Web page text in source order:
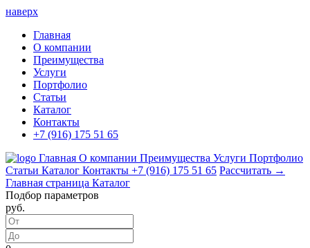
наверх
Главная
О компании
Преимущества
Услуги
Портфолио
Статьи
Каталог
Контакты
+7 (916) 175 51 65
Главная О компании Преимущества Услуги Портфолио
Статьи Каталог Контакты +7 (916) 175 51 65 Рассчитать →
Главная страница Каталог
Подбор параметров
руб.